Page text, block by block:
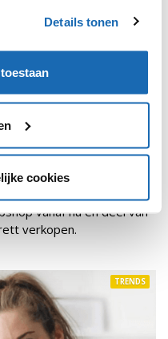
Details tonen
cookies
EXCLUSIEF
een samenwerking
vanaf nu en deel van
verkopen.
TRENDS